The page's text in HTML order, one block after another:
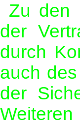
Zu den
der
durch
auch
der